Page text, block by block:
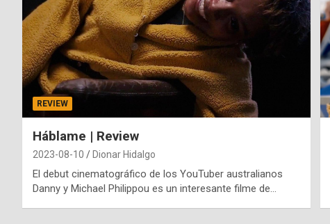
REVIEW
Háblame | Review
2023-08-10 Dionar Hidalgo
El debut cinematográfico de los YouTuber australianos
Danny y Michael Philippou es un interesante filme de…